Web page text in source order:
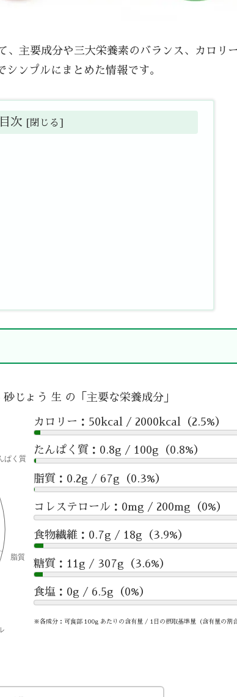
、主要成分や三大栄養素のバランス、カロリ
ンプルにまとめた情報です。
目次
砂じょう 生 の「主要な栄養成分」
カロリー：50kcal / 2000kcal（2.5%）
たんぱく質：0.8g / 100g（0.8%）
脂質：0.2g / 67g（0.3%）
コレステロール：0mg / 200mg（0%）
食物繊維：0.7g / 18g（3.9%）
糖質：11g / 307g（3.6%）
食塩：0g / 6.5g（0%）
※各成分：可食部 100g あたりの含有量 / 1日の摂取基準量（含有量の割合